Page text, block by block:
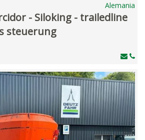
Alemania
- Siloking - trailedline
steuerung